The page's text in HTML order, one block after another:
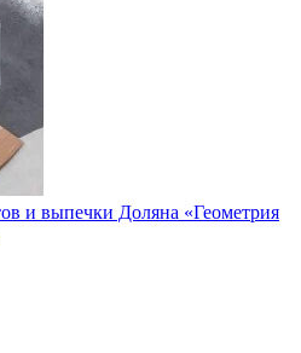
и выпечки Доляна «Геометрия